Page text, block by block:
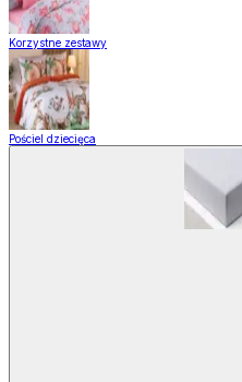
Korzystne zestawy
Pościel dziecięca